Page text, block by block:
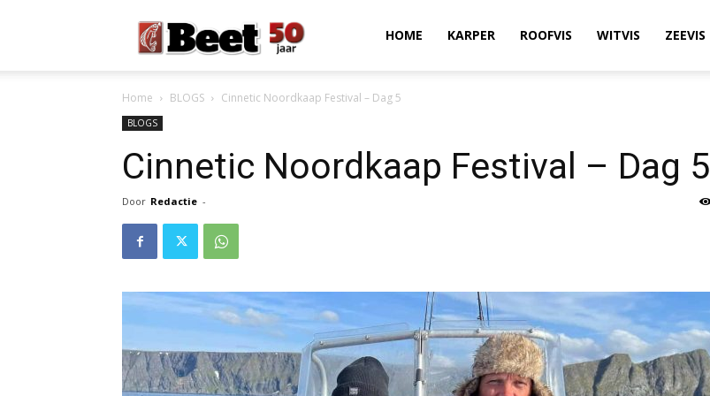
Magazine
HOME KARPER ROOFVIS WITVIS ZEEVIS
Home BLOGS Cinnetic Noordkaap Festival – Dag 5
BLOGS
Cinnetic Noordkaap Festival – Dag 5
Door Redactie -